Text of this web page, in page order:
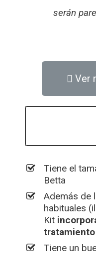
serán
Ver
Tiene el
Betta
Además de
habituales
Kit
tratamiento
Tiene un